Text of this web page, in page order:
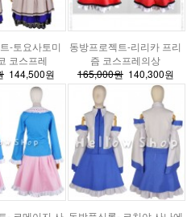
-토요사토미
코스프레
144,500원
동방프로젝트-리리카 프리
즘 코스프레의상
165,000원140,300원